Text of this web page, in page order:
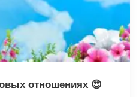
отношениях 😍